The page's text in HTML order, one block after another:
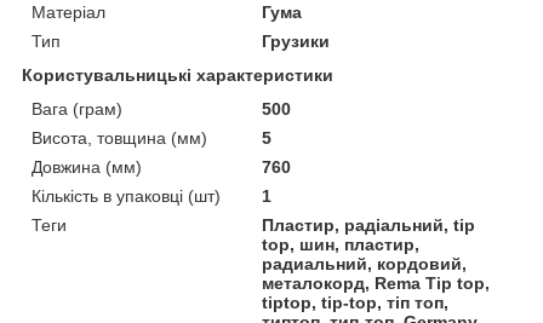
Матеріал
Гума
Тип
Грузики
Користувальницькі характеристики
Вага (грам)
500
Висота, товщина (мм)
5
Довжина (мм)
760
Кількість в упаковці (шт)
1
Теги
Пластир, радіальний, tip
top, шин, пластир,
радиальний, кордовий,
металокорд, Rema Tip top,
tiptop, tip-top, тіп топ,